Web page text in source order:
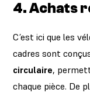
4.Achats
C’est ici que les
cadres sont
circulaire,
chaque pièce. De